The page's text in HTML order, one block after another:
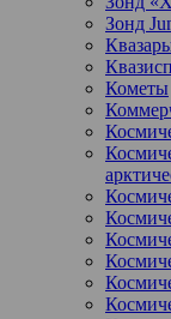
Зонд
Кометы